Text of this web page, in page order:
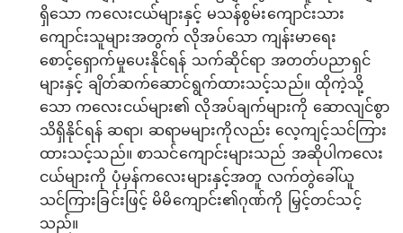
ရှိသော ကလေးငယ်များနှင့် မသန်စွမ်းကျောင်းသား
ကျောင်းသူများအတွက် လိုအပ်သော ကျန်းမာရေး
စောင့်ရှောက်မှုပေးနိုင်ရန် သက်ဆိုင်ရာ အတတ်ပညာရှင်
များနှင့် ချိတ်ဆက်ဆောင်ရွက်ထားသင့်သည်။ ထိုကဲ့သို့
သော ကလေးငယ်များ၏ လိုအပ်ချက်များကို ဆောလျင်စွာ
သိရှိနိုင်ရန် ဆရာ၊ ဆရာမများကိုလည်း လေ့ကျင့်သင်ကြား
ထားသင့်သည်။ စာသင်ကျောင်းများသည် အဆိုပါကလေး
ငယ်များကို ပုံမှန်ကလေးများနှင့်အတူ လက်တွဲခေါ်ယူ
သင်ကြားခြင်းဖြင့် မိမိကျောင်း၏ဂုဏ်ကို မြှင့်တင်သင့်
သည်။